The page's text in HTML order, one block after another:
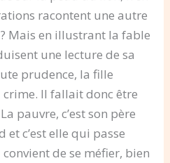
racontent une autre
Mais en illustrant la fable
une lecture de sa
prudence, la fille
Il fallait donc être
pauvre, c’est son père
c’est elle qui passe
de se méfier, bien